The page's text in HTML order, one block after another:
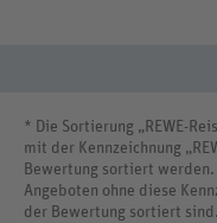
* Die Sortierung „REWE-
mit der Kennzeichnung
Bewertung sortiert
Angeboten ohne diese
der Bewertung sortiert sind.